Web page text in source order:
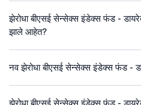
झेरोधा बीएसई सेन्सेक्स इंडेक्स फंड -
झाले आहेत?
नव झेरोधा बीएसई सेन्सेक्स इंडेक्स फंड -